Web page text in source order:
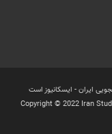
ایران - ایسکانیوز است
Copyright © 2022 Iran